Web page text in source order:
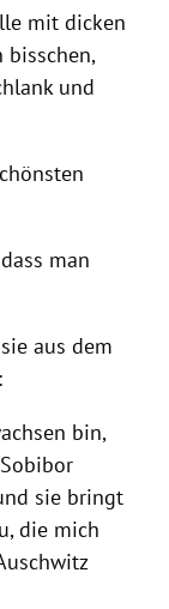
mit dicken
bisschen,
und
man
aus dem
bin,
sie bringt
die mich